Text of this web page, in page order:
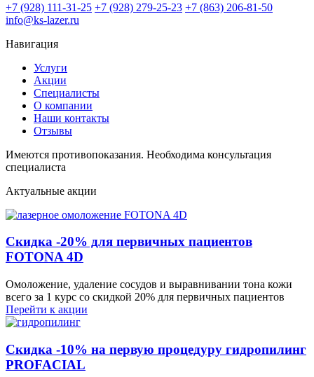
+7 (928) 111-31-25 +7 (928) 279-25-23 +7 (863) 206-81-50
info@ks-lazer.ru
Навигация
Услуги
Акции
Специалисты
О компании
Наши контакты
Отзывы
Имеются противопоказания. Необходима консультация
специалиста
Актуальные акции
Скидка -20% для первичных пациентов
FOTONA 4D
Омоложение, удаление сосудов и выравнивании тона кожи
всего за 1 курс со скидкой 20% для первичных пациентов
Перейти к акции
Скидка -10% на первую процедуру гидропилинг
PROFACIAL